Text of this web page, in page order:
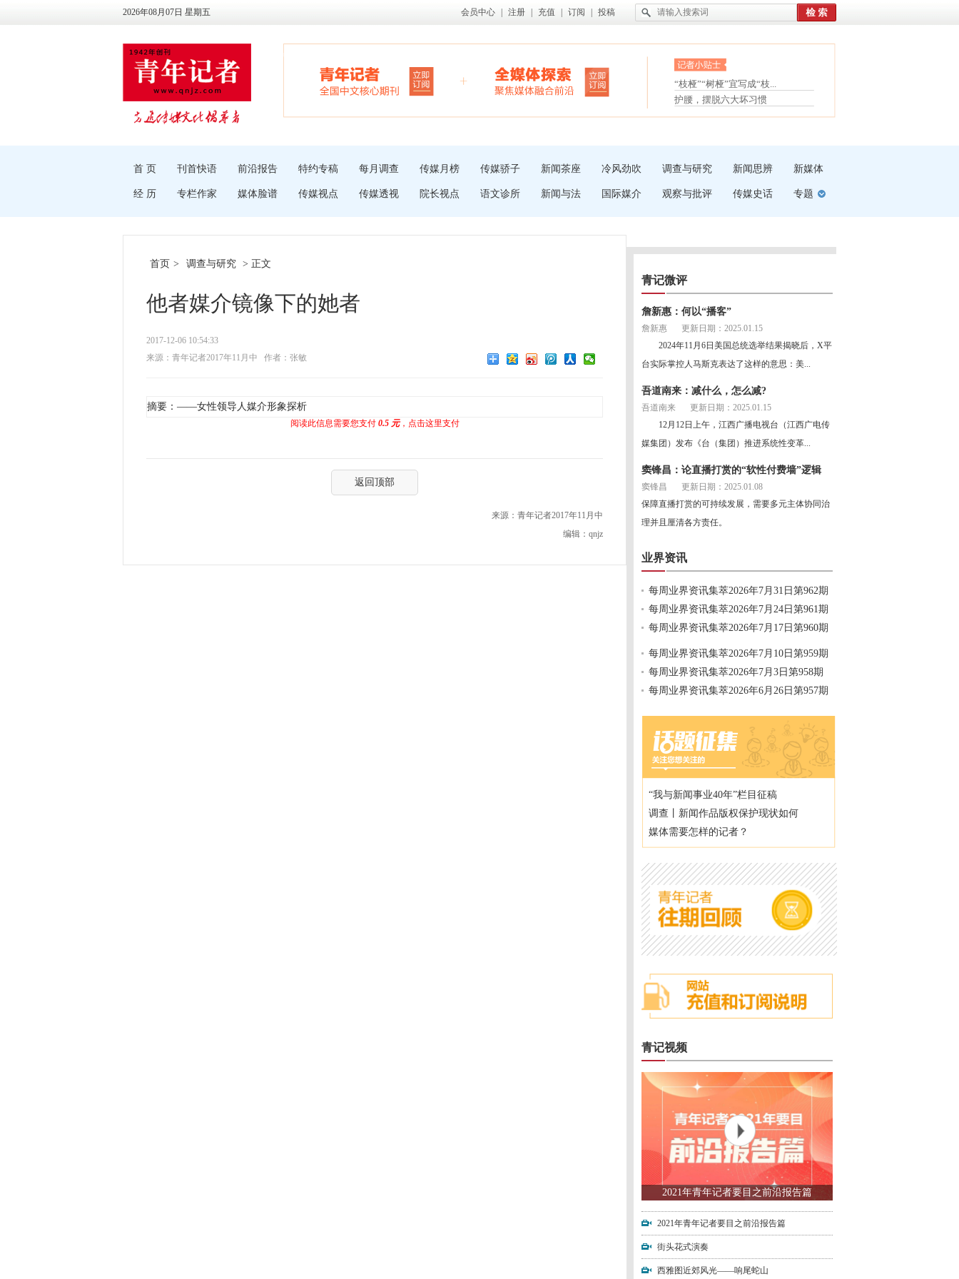
2026年08月07日 星期五 会员中心 注册 充值 订阅 投稿
眼白变红或是结膜下出血
“枝桠”“树桠”宜写成“枝...
夏天缓解疲劳有三招
护腰，摆脱六大坏习惯
受伤了冰敷还是热敷
首 页 刊首快语 前沿报告 特约专稿 每月调查 传媒月榜 传媒骄子 新闻茶座 冷风劲吹 调查与研究 新闻思辨 新媒体
经 历 专栏作家 媒体脸谱 传媒视点 传媒透视 院长视点 语文诊所 新闻与法 国际媒介 观察与批评 传媒史话 专题
首页 > 调查与研究 > 正文
他者媒介镜像下的她者
2017-12-06 10:54:33
来源：青年记者2017年11月中
作者：张敏
摘要：——女性领导人媒介形象探析
阅读此信息需要您支付 0.5 元，点击这里支付
返回顶部
来源：青年记者2017年11月中
编辑：qnjz
青记微评
詹新惠：何以“播客”
詹新惠
更新日期：2025.01.15
2024年11月6日美国总统选举结果揭晓后，X平
台实际掌控人马斯克表达了这样的意思：美...
吾道南来：减什么，怎么减?
吾道南来
更新日期：2025.01.15
12月12日上午，江西广播电视台（江西广电传
媒集团）发布《台（集团）推进系统性变革...
窦锋昌：论直播打赏的“软性付费墙”逻辑
窦锋昌
更新日期：2025.01.08
保障直播打赏的可持续发展，需要多元主体协同治
理并且厘清各方责任。
业界资讯
每周业界资讯集萃2026年7月31日第962期
每周业界资讯集萃2026年7月24日第961期
每周业界资讯集萃2026年7月17日第960期
每周业界资讯集萃2026年7月10日第959期
每周业界资讯集萃2026年7月3日第958期
每周业界资讯集萃2026年6月26日第957期
“我与新闻事业40年”栏目征稿
调查丨新闻作品版权保护现状如何
媒体需要怎样的记者？
青记视频
2021年青年记者要目之前沿报告篇
2021年青年记者要目之前沿报告篇
街头花式演奏
西雅图近郊风光——响尾蛇山